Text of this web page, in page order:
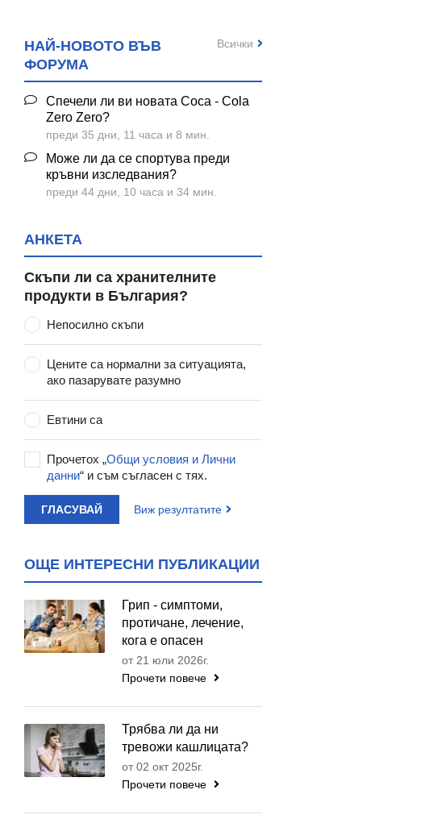
НАЙ-НОВОТО ВЪВ
ФОРУМА
Спечели ли ви новата Coca - Cola
Zero Zero?
преди 35 дни, 11 часа и 8 мин.
Може ли да се спортува преди
кръвни изследвания?
преди 44 дни, 10 часа и 34 мин.
Всички
АНКЕТА
Скъпи ли са хранителните
продукти в България?
Непосилно скъпи
Цените са нормални за ситуацията,
ако пазарувате разумно
Евтини са
Прочетох „Общи условия и Лични
данни“ и съм съгласен с тях.
ГЛАСУВАЙ Виж резултатите
ОЩЕ ИНТЕРЕСНИ ПУБЛИКАЦИИ
Грип - симптоми,
протичане, лечение,
кога е опасен
от 21 юли 2026г.
Прочети повече
Трябва ли да ни
тревожи кашлицата?
от 02 окт 2025г.
Прочети повече